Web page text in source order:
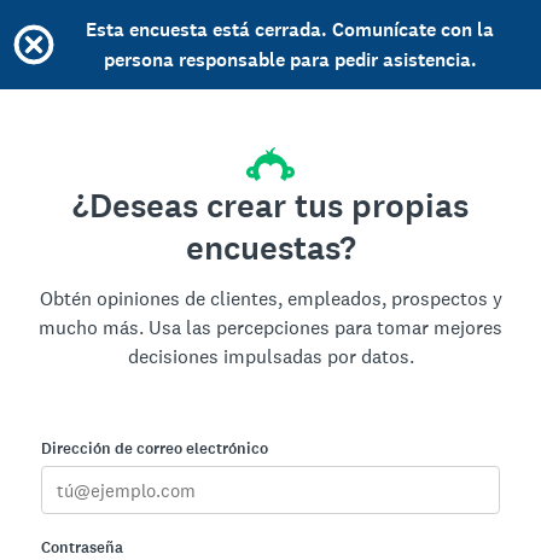
Esta encuesta está cerrada. Comunícate con la
persona responsable para pedir asistencia.
¿Deseas crear tus propias
encuestas?
Obtén opiniones de clientes, empleados, prospectos y
mucho más. Usa las percepciones para tomar mejores
decisiones impulsadas por datos.
Dirección de correo electrónico
Contraseña